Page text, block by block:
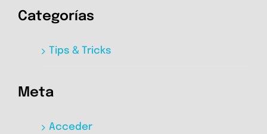
Categorías
Tips & Tricks
Meta
Acceder